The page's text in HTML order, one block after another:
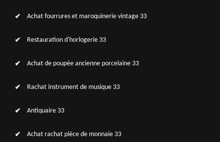
Achat fourrures et maroquinerie vintage 33
Restauration d'horlogerie 33
Achat de poupée ancienne porcelaine 33
Rachat instrument de musique 33
Antiquaire 33
Achat rachat pièce de monnaie 33